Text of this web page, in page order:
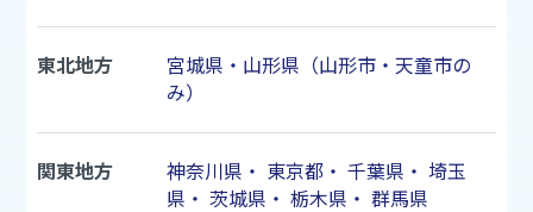
東北地方
宮城県・山形県（山形市・天童市の
み）
関東地方 神奈川県 ・ 東京都・ 千葉県 ・ 埼玉
県 ・ 茨城県 ・ 栃木県 ・ 群馬県